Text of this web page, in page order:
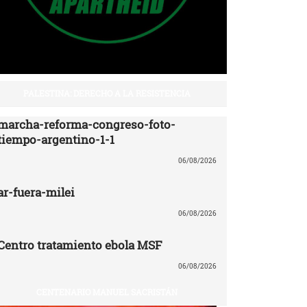
reforma-congreso-foto-
argentino-1-1
06/08/2026
fuera-milei
06/08/2026
tratamiento ebola MSF
06/08/2026